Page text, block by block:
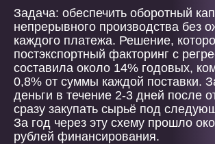
Задача: обеспечить оборотный
непрерывного производства без
каждого платежа. Решение,
постэкспортный факторинг с
составила около 14% годовых,
0,8% от суммы каждой поставки.
деньги в течение 2-3 дней после
сразу закупать сырьё под
За год через эту схему прошло
рублей финансирования.